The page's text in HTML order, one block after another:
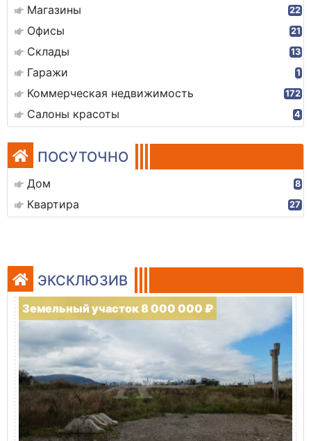
Магазины 22
Офисы 21
Склады 13
Гаражи 1
Коммерческая недвижимость 172
Салоны красоты 4
ПОСУТОЧНО
Дом 8
Квартира 27
ЭКСКЛЮЗИВ
Земельный участок 8 000 000 ₽